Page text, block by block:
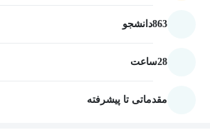
863دانشجو
28ساعت
مقدماتی تا پیشرفته